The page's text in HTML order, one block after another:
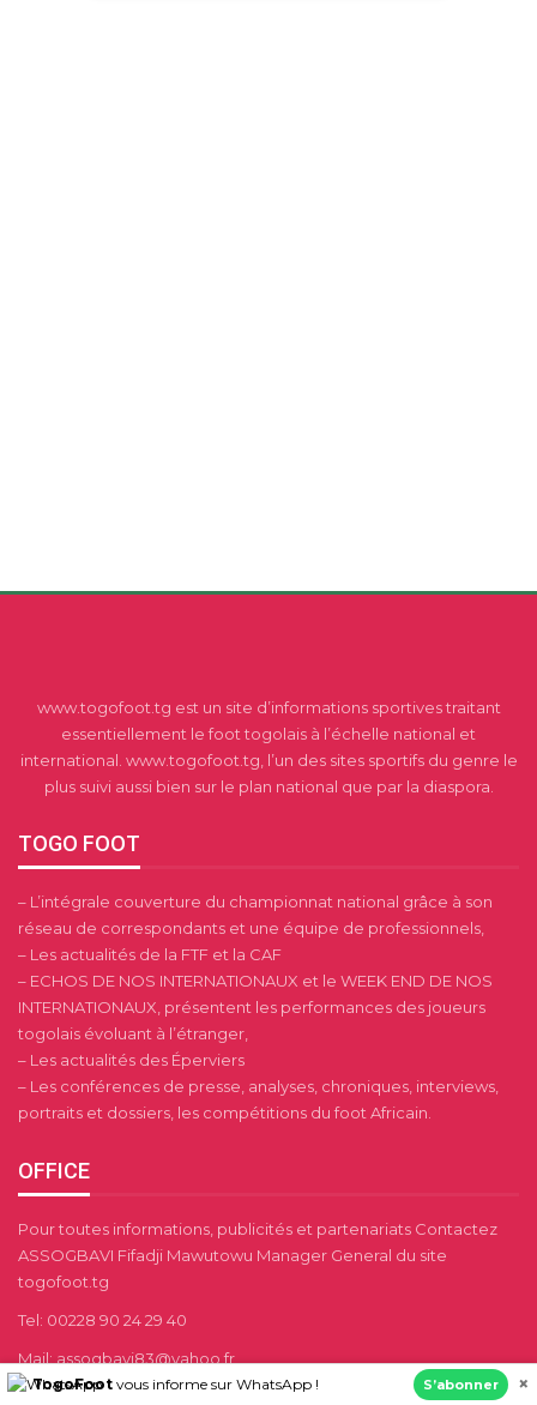
www.togofoot.tg est un site d’informations sportives traitant
essentiellement le foot togolais à l’échelle national et
international. www.togofoot.tg, l’un des sites sportifs du genre le
plus suivi aussi bien sur le plan national que par la diaspora.
TOGO FOOT
– L’intégrale couverture du championnat national grâce à son
réseau de correspondants et une équipe de professionnels,
– Les actualités de la FTF et la CAF
– ECHOS DE NOS INTERNATIONAUX et le WEEK END DE NOS
INTERNATIONAUX, présentent les performances des joueurs
togolais évoluant à l’étranger,
– Les actualités des Éperviers
– Les conférences de presse, analyses, chroniques, interviews,
portraits et dossiers, les compétitions du foot Africain.
OFFICE
Pour toutes informations, publicités et partenariats Contactez
ASSOGBAVI Fifadji Mawutowu Manager General du site
togofoot.tg
Tel: 00228 90 24 29 40
Mail: assogbavi83@yahoo.fr
contacts@togofoot.tg
TogoFoot vous informe sur WhatsApp ! S’abonner ×